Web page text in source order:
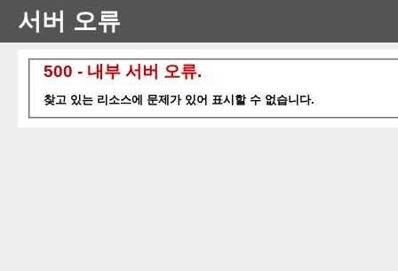
서버 오류
500 - 내부 서버 오류.
찾고 있는 리소스에 문제가 있어 표시할 수 없습니다.